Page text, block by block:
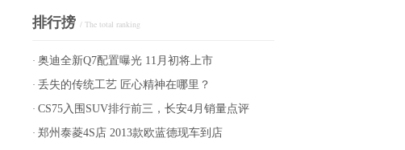
排行搒 / The total ranking
· 奥迪全新Q7配置曝光 11月初将上市
· 丢失的传统工艺 匠心精神在哪里？
· CS75入围SUV排行前三，长安4月销量点评
· 郑州泰菱4S店 2013款欧蓝德现车到店